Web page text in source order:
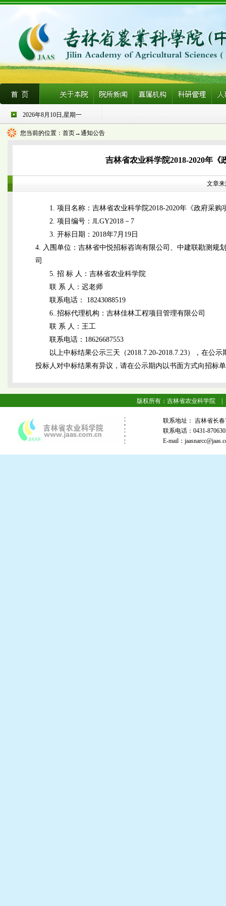
2026年8月10日,星期一
您当前的位置： 首页→通知公告
吉林省农业科学院2018-2020年
文章
1. 项目名称：吉林省农业科学院2018-2020年《政府采
2. 项目编号：JLGY2018－7
3. 开标日期：2018年7月19日
4. 入围单位：吉林省中悦招标咨询有限公司、中建联勘测规
司
5. 招 标 人：吉林省农业科学院
联 系 人：迟老师
联系电话： 18243088519
6..招标代理机构：吉林佳林工程项目管理有限公司
联 系 人：王工
联系电话：18626687553
以上中标结果公示三天（2018.7.20-2018.7.23），在公
投标人对中标结果有异议，请在公示期内以书面方式向招标
版权所有：吉林省农业科学院 |
联系地址： 吉林省
联系电话：0431-
E-mail：